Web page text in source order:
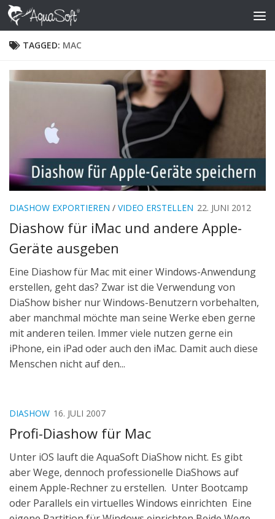
Skip to content
TAGGED: MAC
DIASHOW EXPORTIEREN / VIDEO ERSTELLEN 22. JUNI 2012
Diashow für iMac und andere Apple-
Geräte ausgeben
Eine Diashow für Mac mit einer Windows-Anwendung
erstellen, geht das? Zwar ist die Verwendung von
DiaShow bisher nur Windows-Benutzern vorbehalten,
aber manchmal möchte man seine Werke eben gerne
mit anderen teilen. Immer viele nutzen gerne ein
iPhone, ein iPad oder auch den iMac. Damit auch diese
Menschen nicht auf den...
DIASHOW 16. JULI 2007
Profi-Diashow für Mac
Unter iOS lauft die AquaSoft DiaShow nicht. Es gibt
aber Wege, dennoch professionelle DiaShows auf
einem Apple-Rechner zu erstellen. Unter Bootcamp
oder Parallels ein virtuelles Windows einrichten Eine